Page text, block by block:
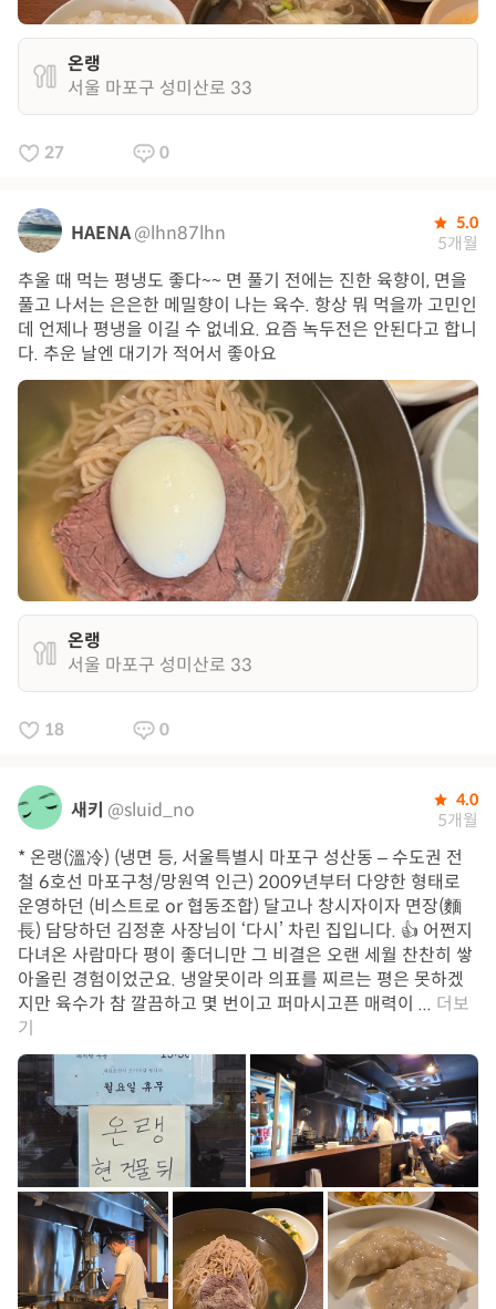
온랭
서울 마포구 성미산로 33
27 0
HAENA@lhn87lhn 5.0
5개월
추울 때 먹는 평냉도 좋다~~ 면 풀기 전에는 진한 육향이, 면을
풀고 나서는 은은한 메밀향이 나는 육수. 항상 뭐 먹을까 고민인
데 언제나 평냉을 이길 수 없네요. 요즘 녹두전은 안된다고 합니
다. 추운 날엔 대기가 적어서 좋아요
온랭
서울 마포구 성미산로 33
18 0
새키 @sluid_no 4.0
5개월
* 온랭(溫冷) (냉면 등, 서울특별시 마포구 성산동 – 수도권 전
철 6호선 마포구청/망원역 인근) 2009년부터 다양한 형태로
운영하던 (비스트로 or 협동조합) 달고나 창시자이자 면장(麵
長) 담당하던 김정훈 사장님이 ‘다시’ 차린 집입니다. 👍 어쩐지
다녀온 사람마다 평이 좋더니만 그 비결은 오랜 세월 찬찬히 쌓
아올린 경험이었군요. 냉알못이라 의표를 찌르는 평은 못하겠
지만 육수가 참 깔끔하고 몇 번이고 퍼마시고픈 매력이 ... 더보
기